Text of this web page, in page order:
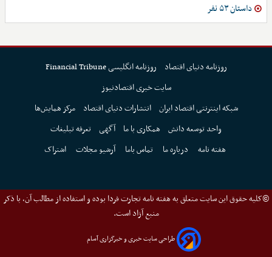
داستان ۵۳ نفر
روزنامه دنیای اقتصاد
روزنامه انگلیسی Financial Tribune
سایت خبری اقتصادنیوز
شبکه اینترنتی اقتصاد ایران انتشارات دنیای اقتصاد
مرکز همایش‌ها
واحد توسعه دانش همکاری با ما آگهی تعرفه تبلیغات
هفته نامه
درباره ما تماس باما آرشیو مجلات اشتراک
©کلیه حقوق این سایت متعلق به هفته نامه تجارت فردا بوده و استفاده از مطالب آن، با ذکر
منبع آزاد است.
طراحی سایت خبری و خبرگزاری آسام